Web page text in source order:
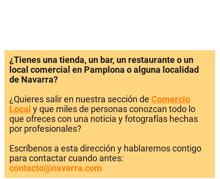
¿Tienes una tienda, un bar, un restaurante o un
local comercial en Pamplona o alguna localidad
de Navarra?
¿Quieres salir en nuestra sección de Comercio
Local y que miles de personas conozcan todo lo
que ofreces con una noticia y fotografías hechas
por profesionales?
Escríbenos a esta dirección y hablaremos contigo
para contactar cuando antes:
contacto@navarra.com